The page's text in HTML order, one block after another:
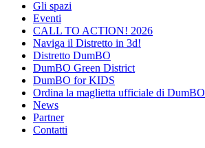
Gli spazi
Eventi
CALL TO ACTION! 2026
Naviga il Distretto in 3d!
Distretto DumBO
DumBO Green District
DumBO for KIDS
Ordina la maglietta ufficiale di DumBO
News
Partner
Contatti